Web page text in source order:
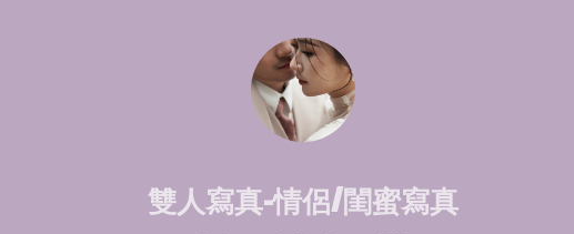
雙人寫真-情侶/閨蜜寫真